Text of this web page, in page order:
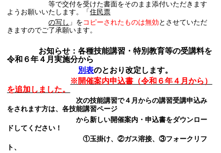
等で交付を受けた書面をそのまま添付いただきます
ようお願いいたします。「住民票
の写し 」を コピーされたものは無効 とさせていただ
きますのでご了承願います。
お知らせ：各種技能講習・特別教育等の受講料を
令和６年４月実施分から
別表のとおり改定します。
※開催案内申込書（令和６年４月から）
を追加しました。
次の技能講習で４月からの講習受講申込み
をされます方は、各技能講習ページ
から新しい開催案内・申込書をダウンロー
ドしてください！
①玉掛け、②ガス溶接、③フォークリフ
ト、